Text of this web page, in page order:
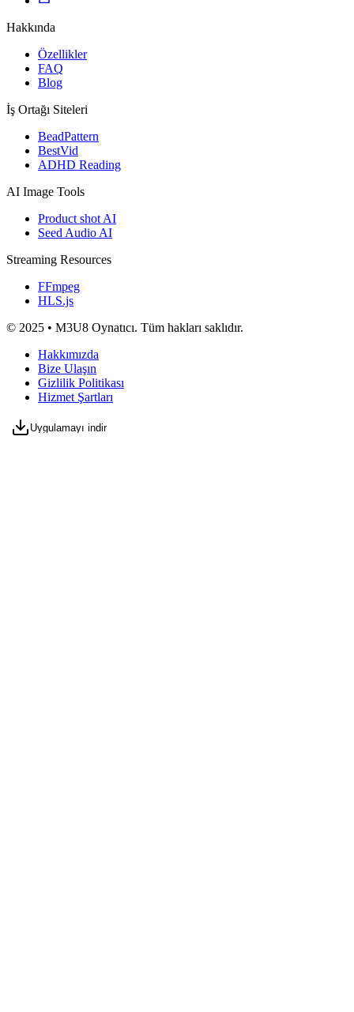
Hakkında
Özellikler
FAQ
Blog
İş Ortağı Siteleri
BeadPattern
BestVid
ADHD Reading
AI Image Tools
Product shot AI
Seed Audio AI
Streaming Resources
FFmpeg
HLS.js
© 2025 • M3U8 Oynatıcı. Tüm hakları saklıdır.
Hakkımızda
Bize Ulaşın
Gizlilik Politikası
Hizmet Şartları
Uygulamayı indir